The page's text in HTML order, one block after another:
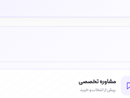
مشاوره تخصصی
پیش از انتخاب و خرید